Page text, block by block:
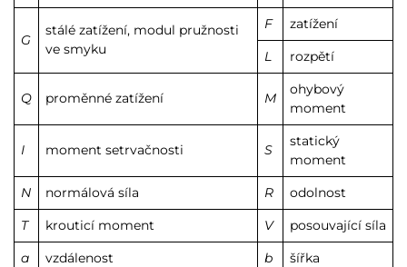
G
stálé zatížení, modul pružnosti
ve smyku
F
zatížení
L
rozpětí
Q proměnné zatížení M
ohybový
moment
I moment setrvačnosti S
statický
moment
N
normálová síla R
odolnost
T
krouticí moment V
posouvající síla
a
vzdálenost b
šířka